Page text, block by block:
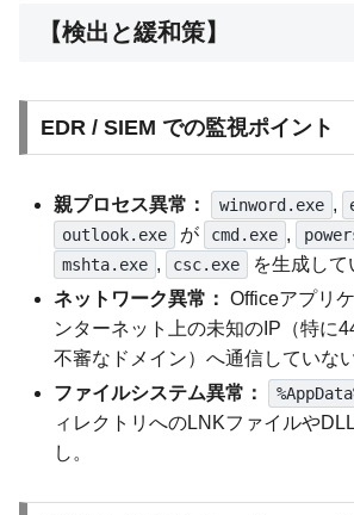
【検出と緩和策】
EDR / SIEM での監視ポイント
親プロセス異常： winword.exe ,
outlook.exe が cmd.exe ,
mshta.exe , csc.exe
を生成して
ネットワーク異常： Officeアプリ
ンターネット上の未知のIP（特に
不審なドメイン）へ通信していない
ファイルシステム異常：
ィレクトリへのLNKファイルや
し。